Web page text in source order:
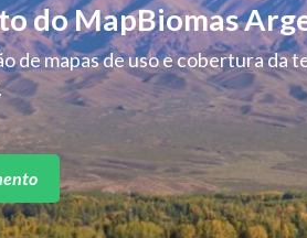
do MapBiomas
de mapas de uso e cobertura da